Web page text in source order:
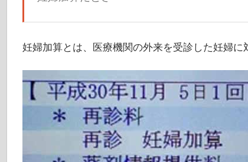
妊婦加算とは、医療機関の外来を受診した妊婦に